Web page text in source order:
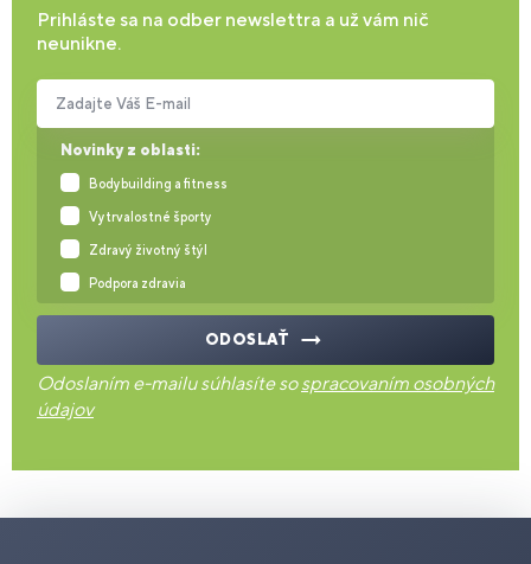
Prihláste sa na odber newslettra a už vám nič
neunikne.
Novinky z oblasti:
Bodybuilding a fitness
Vytrvalostné športy
Zdravý životný štýl
Podpora zdravia
Zadajte Váš E-mail
ODOSLAŤ
Odoslaním e-mailu súhlasíte sospracovaním osobných
údajov